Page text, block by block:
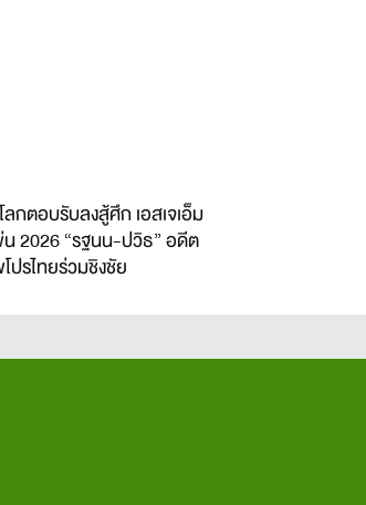
กตอบรับลงสู้ศึก เอสเจเอ็ม
น 2026 “รฐนน-ปวิธ” อดีต
ปรไทยร่วมชิงชัย